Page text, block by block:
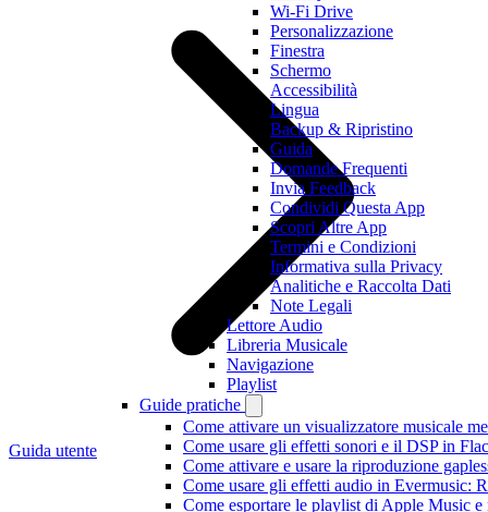
Wi-Fi Drive
Personalizzazione
Finestra
Schermo
Accessibilità
Lingua
Backup & Ripristino
Guida
Domande Frequenti
Invia Feedback
Condividi Questa App
Scopri Altre App
Termini e Condizioni
Informativa sulla Privacy
Analitiche e Raccolta Dati
Note Legali
Lettore Audio
Libreria Musicale
Navigazione
Playlist
Guide pratiche
Come attivare un visualizzatore musicale
Come usare gli effetti sonori e il DSP in
Come attivare e usare la riproduzione
Come usare gli effetti audio in Evermusic:
Come esportare le playlist di Apple Music
Guida utente